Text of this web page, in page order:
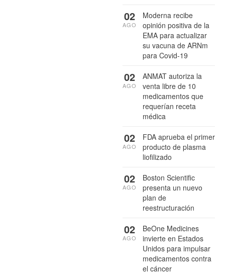
Moderna recibe
opinión positiva de la
EMA para actualizar
su vacuna de ARNm
para Covid-19
02
AGO
ANMAT autoriza la
venta libre de 10
medicamentos que
requerían receta
médica
02
AGO
FDA aprueba el primer
producto de plasma
liofilizado
02
AGO
Boston Scientific
presenta un nuevo
plan de
reestructuración
02
AGO
BeOne Medicines
invierte en Estados
Unidos para impulsar
medicamentos contra
el cáncer
02
AGO